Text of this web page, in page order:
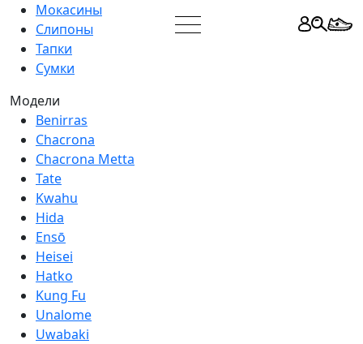
Мокасины
Слипоны
Тапки
Сумки
Модели
Benirras
Chacrona
Chacrona Metta
Tate
Kwahu
Hida
Ensō
Heisei
Hatko
Kung Fu
Unalome
Uwabaki